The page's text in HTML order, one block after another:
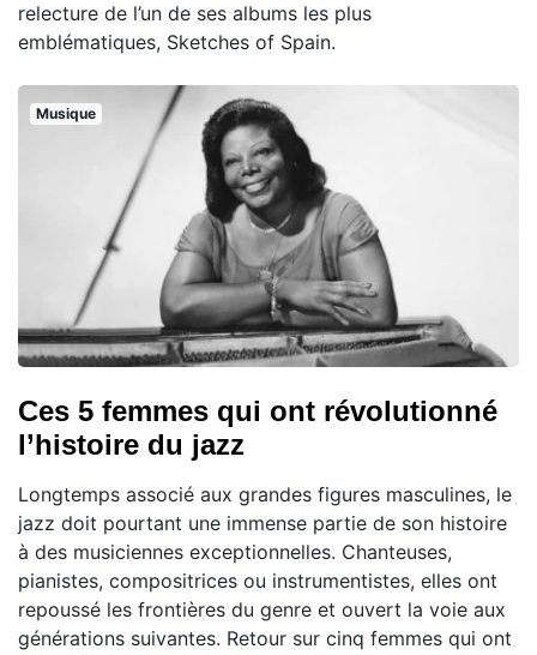
relecture de l’un de ses albums les plus
emblématiques, Sketches of Spain.
Musique
Ces 5 femmes qui ont révolutionné
l’histoire du jazz
Longtemps associé aux grandes figures masculines, le
jazz doit pourtant une immense partie de son histoire
à des musiciennes exceptionnelles. Chanteuses,
pianistes, compositrices ou instrumentistes, elles ont
repoussé les frontières du genre et ouvert la voie aux
générations suivantes. Retour sur cinq femmes qui ont